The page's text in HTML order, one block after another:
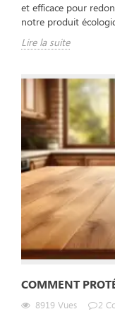
et efficace pour
notre produit
Lire la suite
COMMENT
8919 Vues 2